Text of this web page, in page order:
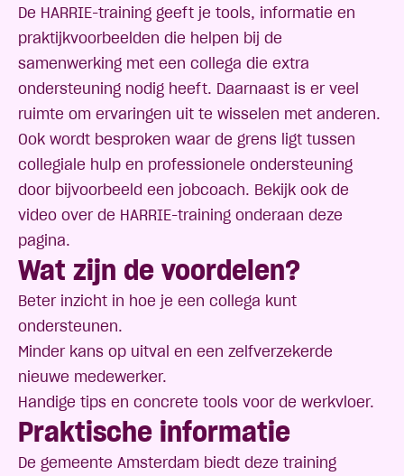
De HARRIE-training geeft je tools, informatie en
praktijkvoorbeelden die helpen bij de
samenwerking met een collega die extra
ondersteuning nodig heeft. Daarnaast is er veel
ruimte om ervaringen uit te wisselen met anderen.
Ook wordt besproken waar de grens ligt tussen
collegiale hulp en professionele ondersteuning
door bijvoorbeeld een jobcoach. Bekijk ook de
video over de HARRIE-training onderaan deze
pagina.
Wat zijn de voordelen?
Beter inzicht in hoe je een collega kunt
ondersteunen.
Minder kans op uitval en een zelfverzekerde
nieuwe medewerker.
Handige tips en concrete tools voor de werkvloer.
Praktische informatie
De gemeente Amsterdam biedt deze training